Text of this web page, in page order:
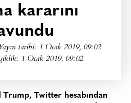
kararını
tarihi: 1 Ocak 2019, 09:02
1 Ocak 2019, 09:02
Trump, Twitter hesabından